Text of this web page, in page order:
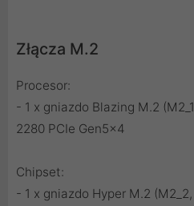
Złącza M.2
Procesor:
- 1 x gniazdo Blazing M.2
2280 PCIe Gen5x4
Chipset:
- 1 x gniazdo Hyper M.2